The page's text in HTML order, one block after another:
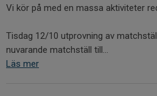
Vi kör på med en massa aktiviteter
Tisdag 12/10 utprovning av
nuvarande matchställ till...
Läs mer